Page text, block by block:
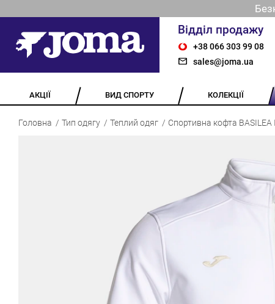
Відділ продажу
+38 066 303 99 08
sales@joma.ua
АКЦІЇ ВИД СПОРТУ КОЛЕКЦІЇ
Головна Тип одягу Теплий одяг Спортивна кофта